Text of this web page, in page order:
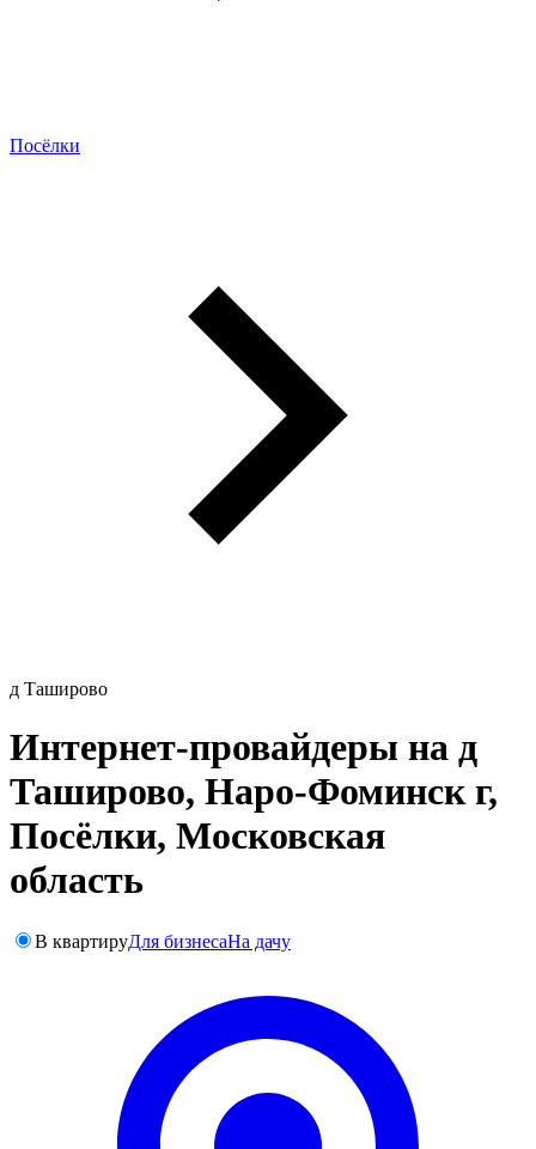
Посёлки
д Таширово
Интернет-провайдеры на д
Таширово, Наро-Фоминск г,
Посёлки, Московская
область
В квартируДля бизнесаНа дачу